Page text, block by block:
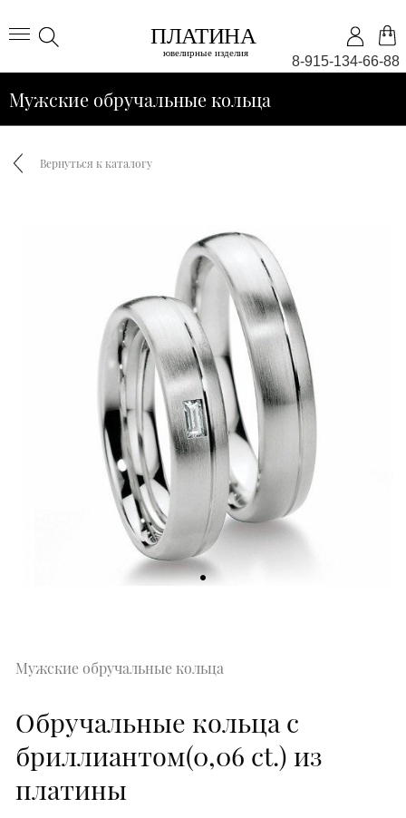
8-915-134-66-88
Мужские обручальные кольца
Вернуться к каталогу
Мужские обручальные кольца
Обручальные кольца с
бриллиантом(0,06 ct.) из
платины